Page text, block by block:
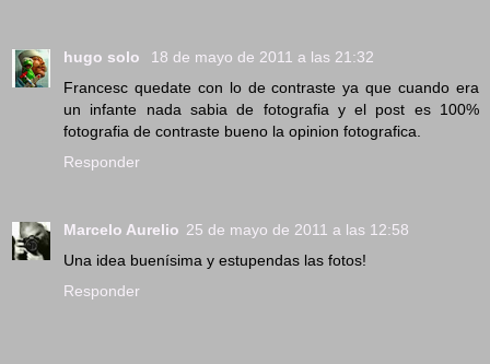
hugo solo
18 de mayo de 2011 a las 21:32
Francesc quedate con lo de contraste ya que cuando era
un infante nada sabia de fotografia y el post es 100%
fotografia de contraste bueno la opinion fotografica.
Responder
Marcelo Aurelio 25 de mayo de 2011 a las 12:58
Una idea buenísima y estupendas las fotos!
Responder